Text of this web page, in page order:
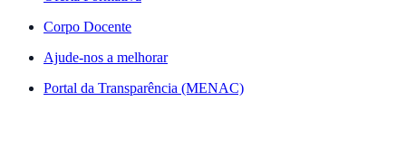
Corpo Docente
Ajude-nos a melhorar
Portal da Transparência (MENAC)